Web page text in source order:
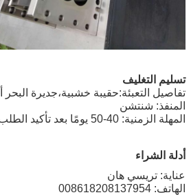
تسليم التغليف
تفاصيل التعبئة:حقيبة خشبية،جديرة البحر
المنفذ: شنتشن
المهلة الزمنية: 40-50 يومًا بعد تأكيد الطلب.
أدلة الشراء
عناية: تريسي هان
الهاتف: 008618208137954